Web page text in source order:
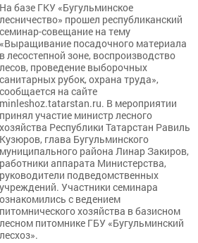
На базе ГКУ «Бугульминское
лесничество» прошел республиканский
семинар-совещание на тему
«Выращивание посадочного материала
в лесостепной зоне, воспроизводство
лесов, проведение выборочных
санитарных рубок, охрана труда»,
сообщается на сайте
minleshoz.tatarstan.ru. В мероприятии
принял участие министр лесного
хозяйства Республики Татарстан Равиль
Кузюров, глава Бугульминского
муниципального района Линар Закиров,
работники аппарата Министерства,
руководители подведомственных
учреждений. Участники семинара
ознакомились с ведением
питомнического хозяйства в базисном
лесном питомнике ГБУ «Бугульминский
лесхоз».